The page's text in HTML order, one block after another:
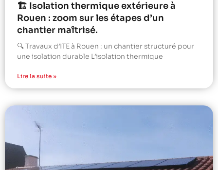
🏗️ Isolation thermique extérieure à
Rouen : zoom sur les étapes d’un
chantier maîtrisé.
🔍 Travaux d’ITE à Rouen : un chantier structuré pour
une isolation durable L’isolation thermique
Lire la suite »